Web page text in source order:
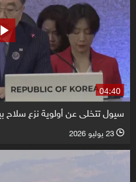
04:40
سيول تتخلى عن أولوية نزع سلاح
l 23 يوليو 2026